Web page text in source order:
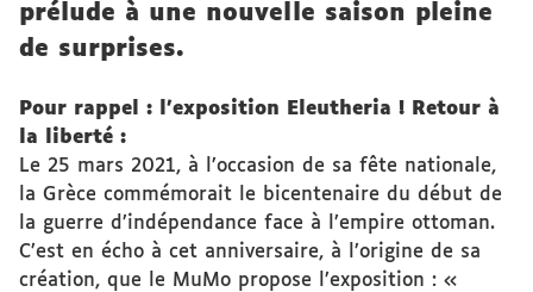
prélude à une nouvelle saison pleine
de surprises.
Pour rappel : l’exposition Eleutheria ! Retour à
la liberté :
Le 25 mars 2021, à l’occasion de sa fête nationale,
la Grèce commémorait le bicentenaire du début de
la guerre d’indépendance face à l’empire ottoman.
C’est en écho à cet anniversaire, à l’origine de sa
création, que le MuMo propose l’exposition : «